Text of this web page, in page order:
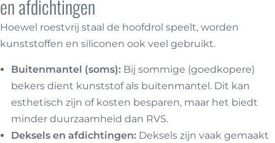
en afdichtingen
Hoewel roestvrij staal de hoofdrol speelt, worden
kunststoffen en siliconen ook veel gebruikt.
Buitenmantel (soms): Bij sommige (goedkopere)
bekers dient kunststof als buitenmantel. Dit kan
esthetisch zijn of kosten besparen, maar het biedt
minder duurzaamheid dan RVS.
Deksels en afdichtingen: Deksels zijn vaak gemaakt